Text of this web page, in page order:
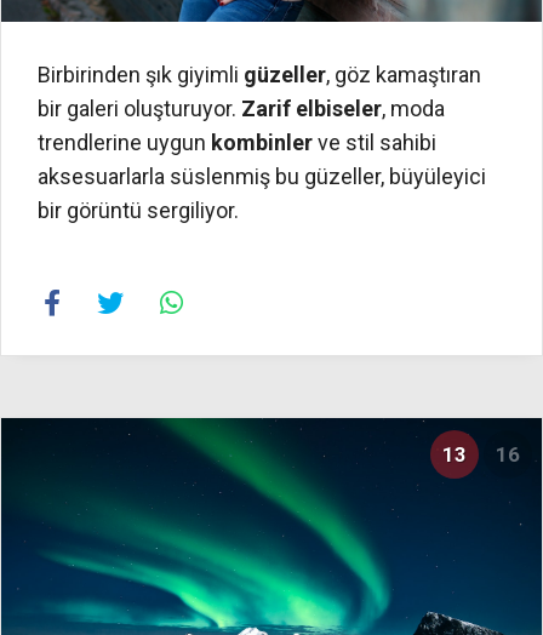
Birbirinden şık giyimli güzeller, göz kamaştıran
bir galeri oluşturuyor. Zarif elbiseler, moda
trendlerine uygun kombinlerve stil sahibi
aksesuarlarla süslenmiş bu güzeller, büyüleyici
bir görüntü sergiliyor.
13 16